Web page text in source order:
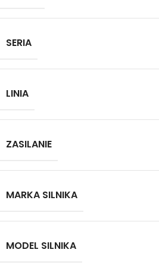
SERIA
LINIA
ZASILANIE
MARKA SILNIKA
MODEL SILNIKA